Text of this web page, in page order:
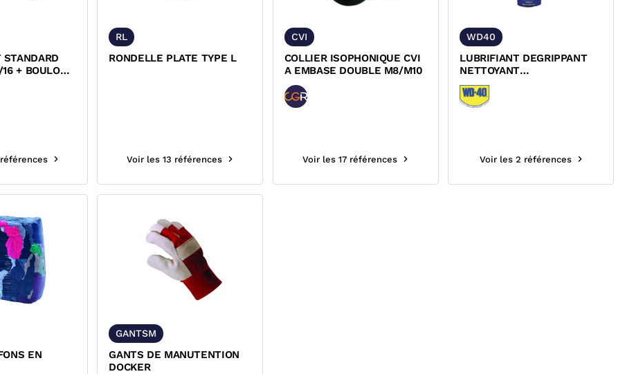
+ BOULONS
RL
RONDELLE PLATE TYPE L
Voir les 13 références
CVI
COLLIER ISOPHONIQUE CVI
A EMBASE DOUBLE M8/M10
Voir les 17 références
WD40
LUBRIFIANT DEGRIPPANT
NETTOYANT
MULTIFONCTION WD40
Voir les 2 références
EN
GANTSM
GANTS DE MANUTENTION
DOCKER